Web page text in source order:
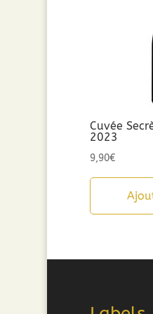
Cuvée
2023
9,90€